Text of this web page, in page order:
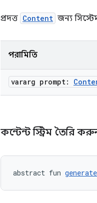
প্রদত্ত Content জন্য
পরামিতি
vararg prompt:
কন্টেন্ট স্ট্রিম তৈরি
abstract fun